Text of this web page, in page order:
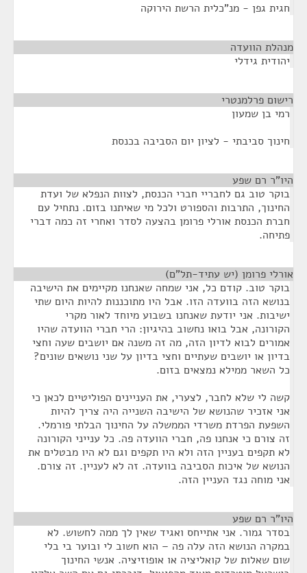
חגית גפן - מנ"כלית הרשת הירוקה
מנהלת הוועדה
יהודית גידלי
רישום פרלמנטרי
רמי בן שמעון
חינוך סביבתי - לציון יום הסביבה בכנסת
היו"ר רם שפע
בוקר טוב גם לחבריי חברי הכנסת, לצוות הנפלא של ועדת
החינוך, התרבות והספורט ולכל מי שאיתנו בזום. נתחיל עם
חברת הכנסת אורלי פרומן בהצעה לסדר ואחרי זה כמה דברי
פתיחה.
אורלי פרומן (יש עתיד-תל"ם)
בוקר טוב. קודם כל, אני שמחה שאנחנו מקיימים את הישיבה
בנושא הזה בוועדה הזו. אבל היו מתוכננות להיות היום שתי
ישיבות. אני יודעת שאנחנו בשבוע מיוחד לאור מקרי
הקורונה, אבל בואו נחשוב בהיגיון: הרי חברי הוועדה שהיו
אמורים לבוא לדיון הזה, מה זה משנה אם יושבים שעה וחצי
בדיון או יושבים שעתיים וחצי בדיון על שני נושאים שונים?
כל השאר ממילא נמצאים בזום.
קשה לי שלא לחבר, לצערי, את העניינים הפוליטיים לכאן כי
אני אזכיר שהנושא של הישיבה השנייה היה צריך להיות
השפעת הפרדת משרדי הממשלה על החינוך הבלתי פורמלי.
זה צורם כי אנחנו פה, חברי הוועדה פה. כל ענייני הקורונה
לא תקפים בעניין הזה ולא היו תקפים וגם לא היו מבטלים את
הנושא של איכות הסביבה בוועדה. זה לא לעניין. זה צורם.
אני מוחה נגד העניין הזה.
היו"ר רם שפע
בסדר גמור. אני אתייחס ואגיד שאין לך ממה לחשוש. לא
במקרה הנושא הזה עלה פה – הוא חשוב לי ובוער בי בלי
שום שאלות של קואליציה או אופוזיציה. אנשי החינוך